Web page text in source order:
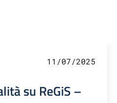
pagina News
11/07/2025
su ReGiS –